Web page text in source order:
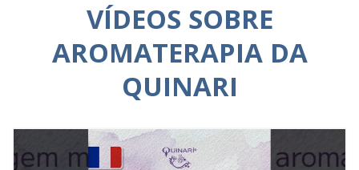
VÍDEOS SOBRE
AROMATERAPIA DA
QUINARI